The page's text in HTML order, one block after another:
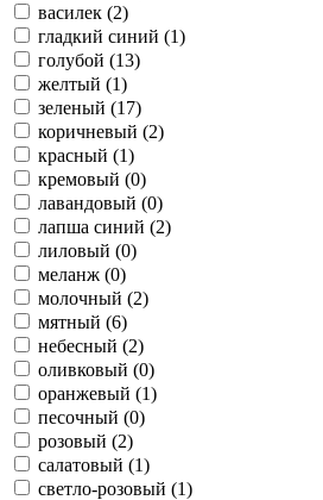
василек (2)
гладкий синий (1)
голубой (13)
желтый (1)
зеленый (17)
коричневый (2)
красный (1)
кремовый (0)
лавандовый (0)
лапша синий (2)
лиловый (0)
меланж (0)
молочный (2)
мятный (6)
небесный (2)
оливковый (0)
оранжевый (1)
песочный (0)
розовый (2)
салатовый (1)
светло-розовый (1)